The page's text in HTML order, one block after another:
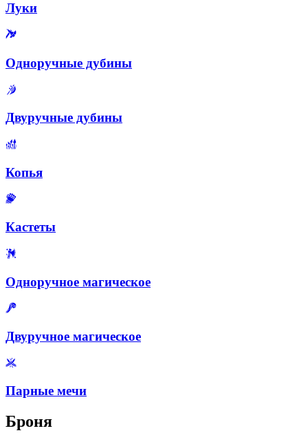
Луки
Одноручные дубины
Двуручные дубины
Копья
Кастеты
Одноручное магическое
Двуручное магическое
Парные мечи
Броня